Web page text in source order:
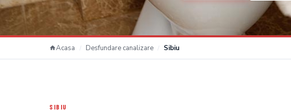
Acasa Desfundare canalizare Sibiu
SIBIU